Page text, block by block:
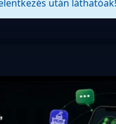
után láthatóak!